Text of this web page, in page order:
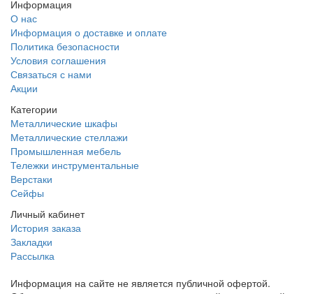
Информация
О нас
Информация о доставке и оплате
Политика безопасности
Условия соглашения
Связаться с нами
Акции
Категории
Металлические шкафы
Металлические стеллажи
Промышленная мебель
Тележки инструментальные
Верстаки
Сейфы
Личный кабинет
История заказа
Закладки
Рассылка
Информация на сайте не является публичной офертой.